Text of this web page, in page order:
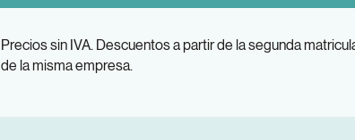
Precios sin IVA. Descuentos a partir de la segunda
de la misma empresa.